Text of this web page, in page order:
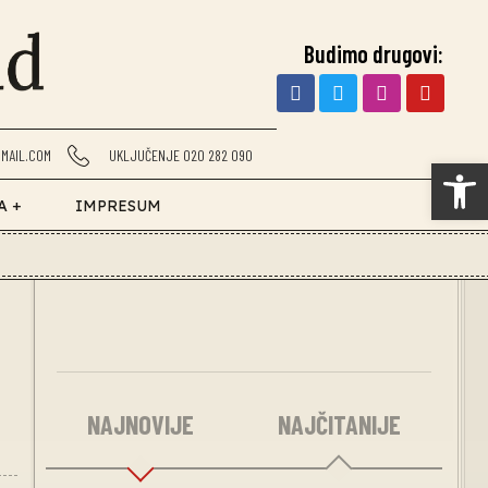
UKLJUČENJE 020 282 090
Budimo drugovi:
+ IMPRESUM
NAJNOVIJE NAJČITANIJE